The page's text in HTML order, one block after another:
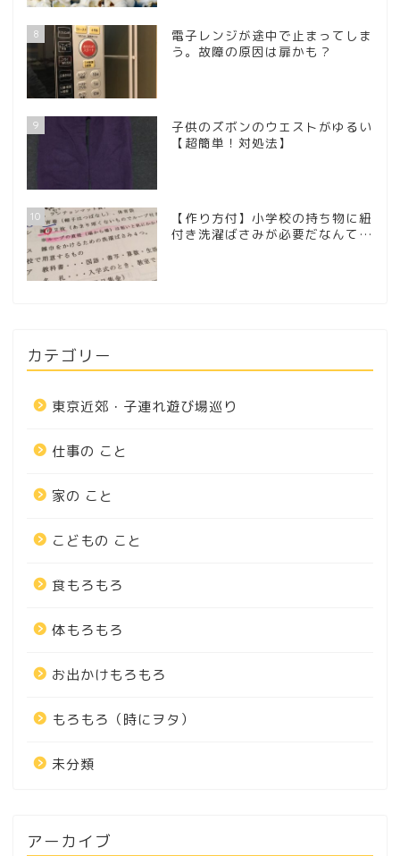
8
電子レンジが途中で止まってしま
う。故障の原因は扉かも？
9
子供のズボンのウエストがゆるい
【超簡単！対処法】
10
【作り方付】小学校の持ち物に紐
付き洗濯ばさみが必要だなんて…
カテゴリー
東京近郊・子連れ遊び場巡り
仕事の こと
家の こと
こどもの こと
食もろもろ
体もろもろ
お出かけもろもろ
もろもろ（時にヲタ）
未分類
アーカイブ